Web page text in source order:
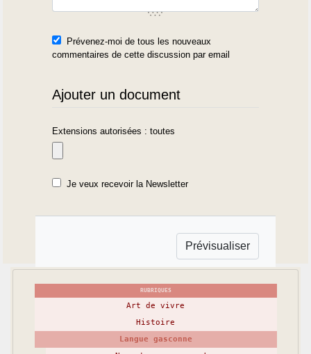
Prévenez-moi de tous les nouveaux
commentaires de cette discussion par email
Ajouter un document
Extensions autorisées : toutes
Je veux recevoir la Newsletter
RUBRIQUES
Art de vivre
Histoire
Langue gasconne